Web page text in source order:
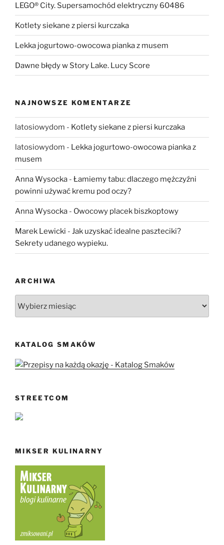
LEGO® City. Supersamochód elektryczny 60486
Kotlety siekane z piersi kurczaka
Lekka jogurtowo-owocowa pianka z musem
Dawne błędy w Story Lake. Lucy Score
NAJNOWSZE KOMENTARZE
latosiowydom - Kotlety siekane z piersi kurczaka
latosiowydom - Lekka jogurtowo-owocowa pianka z
musem
Anna Wysocka - Łamiemy tabu: dlaczego mężczyźni
powinni używać kremu pod oczy?
Anna Wysocka - Owocowy placek biszkoptowy
Marek Lewicki - Jak uzyskać idealne paszteciki?
Sekrety udanego wypieku.
ARCHIWA
KATALOG SMAKÓW
STREETCOM
MIKSER KULINARNY